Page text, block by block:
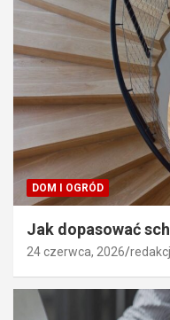
DOM I OGRÓD
Jak dopasować
24 czerwca, 2026